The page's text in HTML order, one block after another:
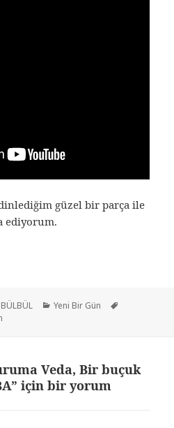
güzel bir parça ile
ediyorum.
Kategoriler
Yeni Bir Gün
Veda, Bir buçuk
için bir yorum